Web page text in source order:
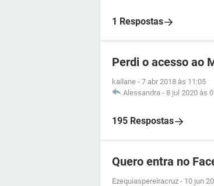
1 Respostas
Perdi o acesso ao
kailane - 7 abr 2018 às 11:05
Alessandra - 8 jul 2020 às
195 Respostas
Quero entra no
Ezequiaspereiracruz - 10 jun